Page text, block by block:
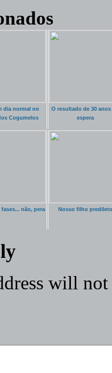
dia normal no
Cogumelos
O resultado de 30 anos
espera
fases... não, pera Nosso filho predileto
will